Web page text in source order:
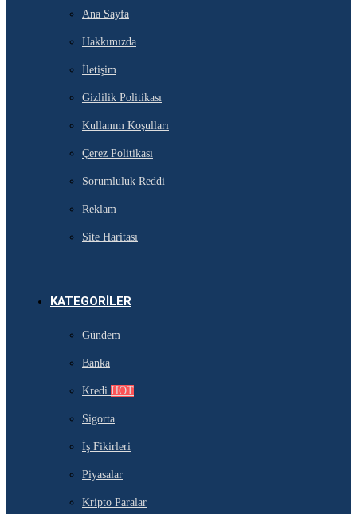
Ana Sayfa
Hakkımızda
İletişim
Gizlilik Politikası
Kullanım Koşulları
Çerez Politikası
Sorumluluk Reddi
Reklam
Site Haritası
KATEGORILER
Gündem
Banka
Kredi HOT
Sigorta
İş Fikirleri
Piyasalar
Kripto Paralar